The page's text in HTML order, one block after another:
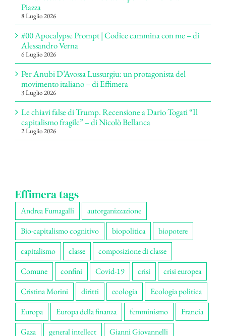
Piazza
8 Luglio 2026
#00 Apocalypse Prompt | Codice cammina con me – di
Alessandro Verna
6 Luglio 2026
Per Anubi D’Avossa Lussurgiu: un protagonista del
movimento italiano – di Effimera
3 Luglio 2026
Le chiavi false di Trump. Recensione a Dario Togati “Il
capitalismo fragile” – di Nicolò Bellanca
2 Luglio 2026
Effimera tags
Andrea Fumagalli
autorganizzazione
Bio-capitalismo cognitivo
biopolitica
biopotere
capitalismo
classe
composizione di classe
Comune
confini Covid-19 crisi
crisi europea
Cristina Morini
diritti ecologia
Ecologia politica
Europa
Europa della finanza femminismo
Francia
Gaza
general intellect Gianni Giovannelli